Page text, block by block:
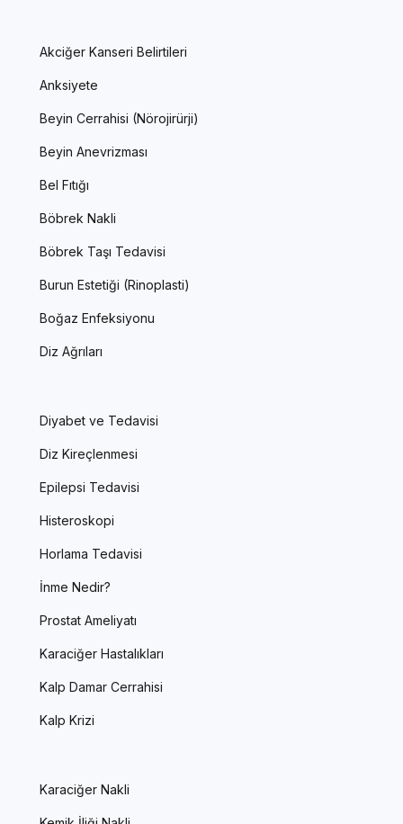
Akciğer Kanseri Belirtileri
Anksiyete
Beyin Cerrahisi (Nörojirürji)
Beyin Anevrizması
Bel Fıtığı
Böbrek Nakli
Böbrek Taşı Tedavisi
Burun Estetiği (Rinoplasti)
Boğaz Enfeksiyonu
Diz Ağrıları
Diyabet ve Tedavisi
Diz Kireçlenmesi
Epilepsi Tedavisi
Histeroskopi
Horlama Tedavisi
İnme Nedir?
Prostat Ameliyatı
Karaciğer Hastalıkları
Kalp Damar Cerrahisi
Kalp Krizi
Karaciğer Nakli